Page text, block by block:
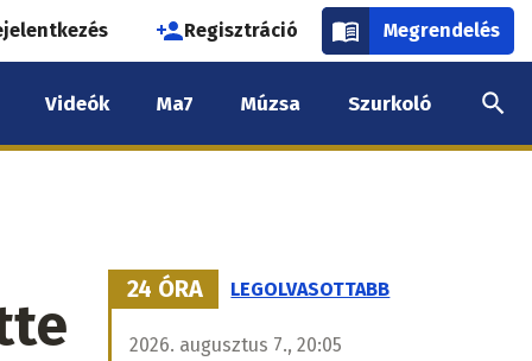
Regisztráció Megrendelés
Videók Ma7 Múzsa Szurkoló
24 ÓRA LEGOLVASOTTABB
2026. augusztus 7., 20:05